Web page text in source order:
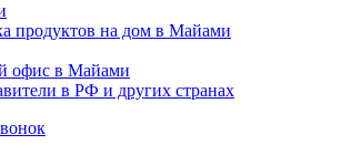
продуктов на дом в Майами
офис в Майами
в РФ и других странах